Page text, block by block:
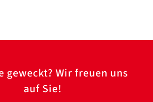
geweckt? Wir freuen uns
auf Sie!